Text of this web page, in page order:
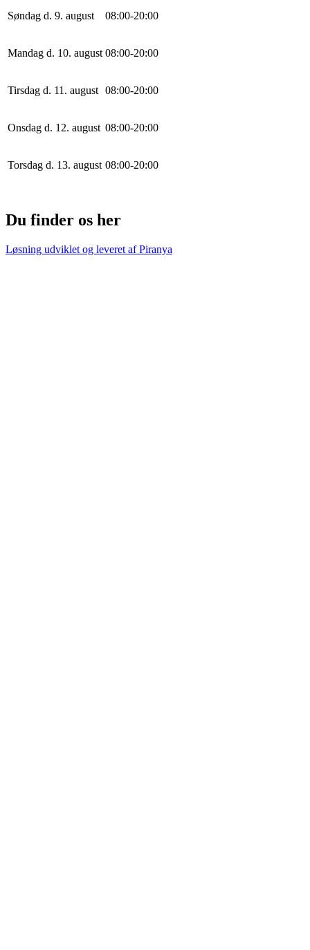
Søndag d. 9. august 08:00-20:00
Mandag d. 10. august 08:00-20:00
Tirsdag d. 11. august 08:00-20:00
Onsdag d. 12. august 08:00-20:00
Torsdag d. 13. august 08:00-20:00
Du finder os her
Løsning udviklet og leveret afPiranya